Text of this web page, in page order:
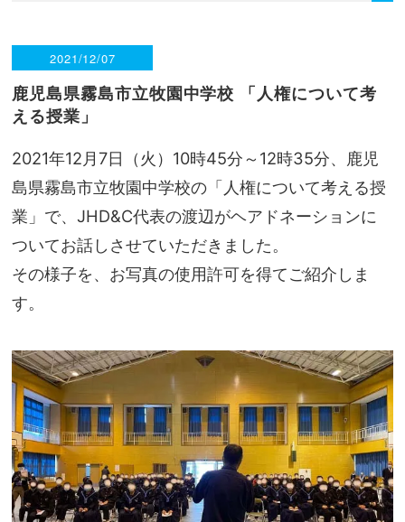
2021/12/07
鹿児島県霧島市立牧園中学校 「人権について考
える授業」
2021年12月7日（火）10時45分～12時35分、鹿児
島県霧島市立牧園中学校の「人権について考える授
業」で、JHD&C代表の渡辺がヘアドネーションに
ついてお話しさせていただきました。
その様子を、お写真の使用許可を得てご紹介しま
す。